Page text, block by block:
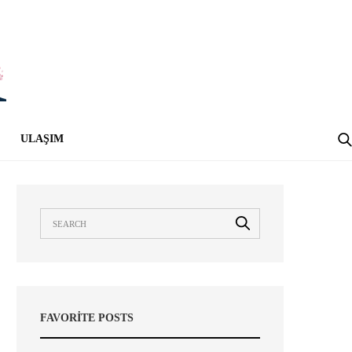
ULAŞIM
FAVORITE POSTS